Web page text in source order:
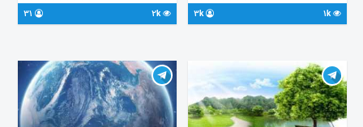
اثار باستانی کشور عزیزمون هست
@dariiush1992 آیدی استاد داریوش
1k
3k
🎥 سینما 🏺 موزه 🔫 پینت بال 🏊🏼‍♀🏊🏼‍♂
استخر 🧗🏼‍♀🧗🏼‍♂ کوهنوردی 🚵🏼‍♀🚵🏼‍♂
مسابقه 🎁 جایزه و کلی برنامه های شاد
و مهیج مجازی و واقعی دیگه🎊🎉 😈
دوستانی که خارج از چهارچوب ادب و
احترام رفتاری انجام بدن از حضورشون
2k